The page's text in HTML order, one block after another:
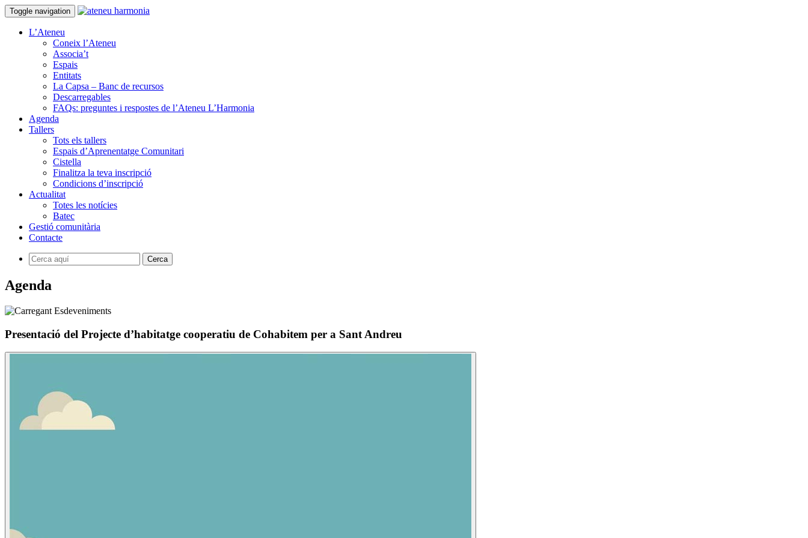
Toggle navigation
L’Ateneu
Coneix l’Ateneu
Associa’t
Espais
Entitats
La Capsa – Banc de recursos
Descarregables
FAQs: preguntes i respostes de l’Ateneu L’Harmonia
Agenda
Tallers
Tots els tallers
Espais d’Aprenentatge Comunitari
Cistella
Finalitza la teva inscripció
Condicions d’inscripció
Actualitat
Totes les notícies
Batec
Gestió comunitària
Contacte
Agenda
Presentació del Projecte d’habitatge cooperatiu de Cohabitem per a Sant Andreu